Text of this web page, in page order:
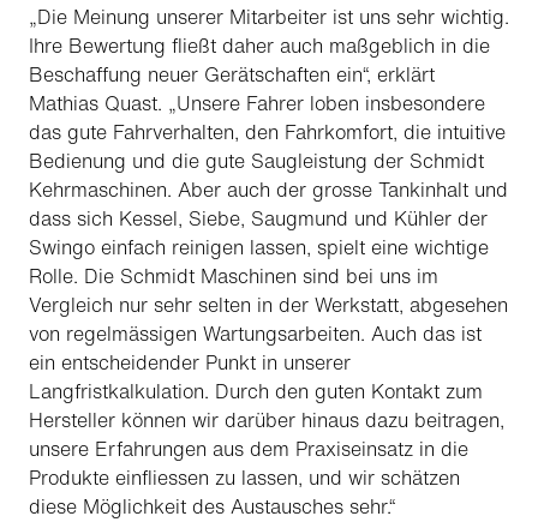
„Die Meinung unserer Mitarbeiter ist uns sehr wichtig.
Ihre Bewertung fließt daher auch maßgeblich in die
Beschaffung neuer Gerätschaften ein“, erklärt
Mathias Quast. „Unsere Fahrer loben insbesondere
das gute Fahrverhalten, den Fahrkomfort, die intuitive
Bedienung und die gute Saugleistung der Schmidt
Kehrmaschinen. Aber auch der grosse Tankinhalt und
dass sich Kessel, Siebe, Saugmund und Kühler der
Swingo einfach reinigen lassen, spielt eine wichtige
Rolle. Die Schmidt Maschinen sind bei uns im
Vergleich nur sehr selten in der Werkstatt, abgesehen
von regelmässigen Wartungsarbeiten. Auch das ist
ein entscheidender Punkt in unserer
Langfristkalkulation. Durch den guten Kontakt zum
Hersteller können wir darüber hinaus dazu beitragen,
unsere Erfahrungen aus dem Praxiseinsatz in die
Produkte einfliessen zu lassen, und wir schätzen
diese Möglichkeit des Austausches sehr.“